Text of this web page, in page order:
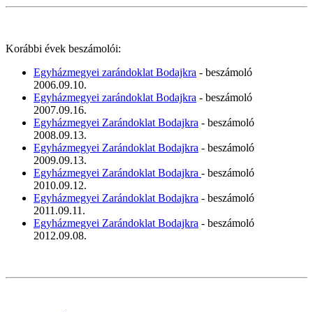
Korábbi évek beszámolói:
Egyházmegyei zarándoklat Bodajkra - beszámoló
2006.09.10.
Egyházmegyei zarándoklat Bodajkra - beszámoló
2007.09.16.
Egyházmegyei Zarándoklat Bodajkra - beszámoló
2008.09.13.
Egyházmegyei Zarándoklat Bodajkra - beszámoló
2009.09.13.
Egyházmegyei Zarándoklat Bodajkra - beszámoló
2010.09.12.
Egyházmegyei Zarándoklat Bodajkra - beszámoló
2011.09.11.
Egyházmegyei Zarándoklat Bodajkra - beszámoló
2012.09.08.